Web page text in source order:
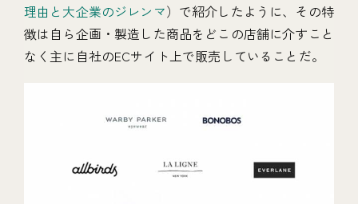
理由と大企業のジレンマ）で紹介したように、その特
徴は自ら企画・製造した商品をどこの店舗に介すこと
なく主に自社のECサイト上で販売していることだ。